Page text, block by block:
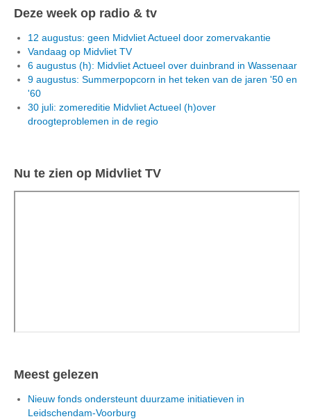
Deze week op radio & tv
12 augustus: geen Midvliet Actueel door zomervakantie
Vandaag op Midvliet TV
6 augustus (h): Midvliet Actueel over duinbrand in Wassenaar
9 augustus: Summerpopcorn in het teken van de jaren '50 en
'60
30 juli: zomereditie Midvliet Actueel (h)over
droogteproblemen in de regio
Nu te zien op Midvliet TV
Meest gelezen
Nieuw fonds ondersteunt duurzame initiatieven in
Leidschendam-Voorburg